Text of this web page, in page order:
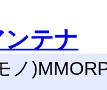
テナ
ノ